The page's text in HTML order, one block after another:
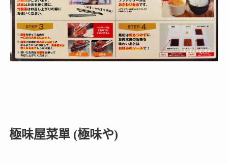
極味屋菜單 (極味や)